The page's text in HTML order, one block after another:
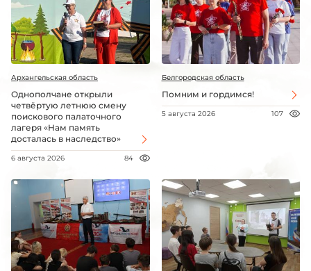
Архангельская область
Однополчане открыли
четвёртую летнюю смену
поискового палаточного
лагеря «Нам память
досталась в наследство»
6 августа 2026 84
Белгородская область
Помним и гордимся!
5 августа 2026 107